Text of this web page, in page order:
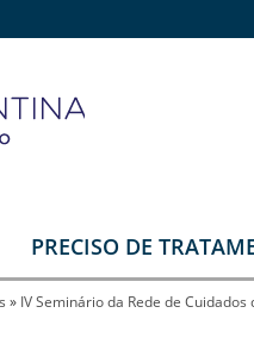
Estomia
PRECISO DE
» IV Seminário da Rede de